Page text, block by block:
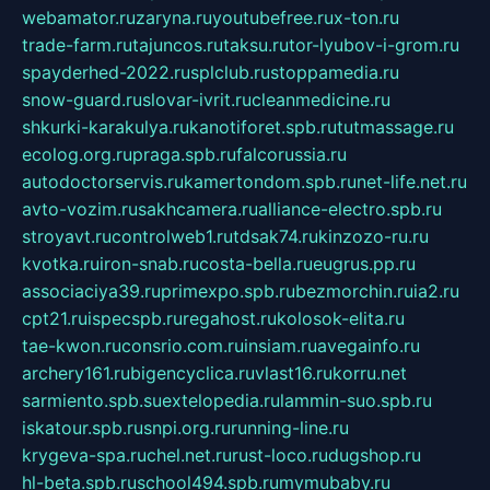
webamator.ruzaryna.ruyoutubefree.rux-ton.ru
trade-farm.rutajuncos.rutaksu.rutor-lyubov-i-grom.ru
spayderhed-2022.rusplclub.rustoppamedia.ru
snow-guard.ruslovar-ivrit.rucleanmedicine.ru
shkurki-karakulya.rukanotiforet.spb.rututmassage.ru
ecolog.org.rupraga.spb.rufalcorussia.ru
autodoctorservis.rukamertondom.spb.runet-life.net.ru
avto-vozim.rusakhcamera.rualliance-electro.spb.ru
stroyavt.rucontrolweb1.rutdsak74.rukinzozo-ru.ru
kvotka.ruiron-snab.rucosta-bella.rueugrus.pp.ru
associaciya39.ruprimexpo.spb.rubezmorchin.ruia2.ru
cpt21.ruispecspb.ruregahost.rukolosok-elita.ru
tae-kwon.ruconsrio.com.ruinsiam.ruavegainfo.ru
archery161.rubigencyclica.ruvlast16.rukorru.net
sarmiento.spb.suextelopedia.rulammin-suo.spb.ru
iskatour.spb.rusnpi.org.rurunning-line.ru
krygeva-spa.ruchel.net.rurust-loco.rudugshop.ru
hl-beta.spb.ruschool494.spb.rumymubaby.ru